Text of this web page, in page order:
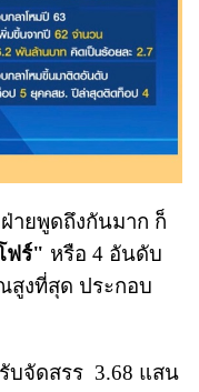
ายพูดถึงกันมาก ก็
ฟร์" หรือ 4 อันดับ
สูงที่สุด ประกอบ
บจัดสรร 3.68 แสน